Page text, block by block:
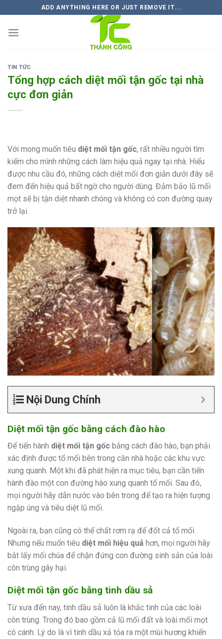
to
content
ADD ANYTHING HERE OR JUST REMOVE IT...
TIN TỨC
Tổng hợp cách diệt mối tận gốc tại nhà
cực đơn giản
Với mong muốn tiêu diệt mối tận gốc, rất nhiều người tìm
kiếm cho mình những cách làm hiệu quả ngay tại nhà. Hiểu
được nhu cầu đó, những cách diệt mối đơn giản dưới đây sẽ
đem đến hiệu quả bất ngờ cho người dùng. Đảm bảo lũ mối
mọt sẽ bị tận diệt nhanh chóng và không có con đường quay
trở lại.
Nội Dung Chính
Diệt mối tận gốc bằng cách đào hào
Để tiến hành diệt mối tận gốc bằng cách đào hào, bạn phải
xác định được tổ mối bên trong căn nhà hoặc các khu vực
xung quanh. Một khi đã phát hiện ra mục tiêu, bạn cần tiến
hành đào một con đường hào xung quanh tổ mối. Sau đó,
mọi người hãy dẫn nước vào bên trong để tạo ra hiện tượng
ngập úng và tiêu diệt lũ mối.
Ngoài ra, bạn cũng có thể chất rơm rạ để đốt cả tổ mối.
Nhưng nếu muốn tiêu diệt mối hiệu quả hơn, mọi người hãy
bắt lấy mối chúa để chặn đứng con đường sinh sản của loài
côn trùng gây hại.
Diệt mối tận gốc bằng tinh dầu sả
Từ xưa đến nay, tinh dầu sả luôn là khắc tinh của các loài
côn trùng. Trong đó bao gồm cả lũ mối đất và loài mối mọt
có cánh. Lý do là vì tinh dầu xả tỏa ra một mùi hương khiến